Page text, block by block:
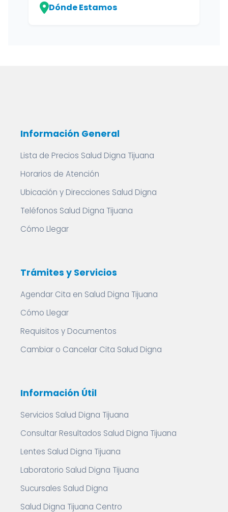
Dónde Estamos
Información General
Lista de Precios Salud Digna Tijuana
Horarios de Atención
Ubicación y Direcciones Salud Digna
Teléfonos Salud Digna Tijuana
Cómo Llegar
Trámites y Servicios
Agendar Cita en Salud Digna Tijuana
Cómo Llegar
Requisitos y Documentos
Cambiar o Cancelar Cita Salud Digna
Información Útil
Servicios Salud Digna Tijuana
Consultar Resultados Salud Digna Tijuana
Lentes Salud Digna Tijuana
Laboratorio Salud Digna Tijuana
Sucursales Salud Digna
Salud Digna Tijuana Centro